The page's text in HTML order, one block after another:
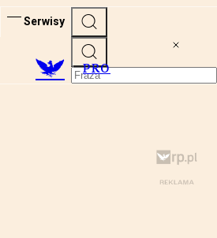
Serwisy
PRO